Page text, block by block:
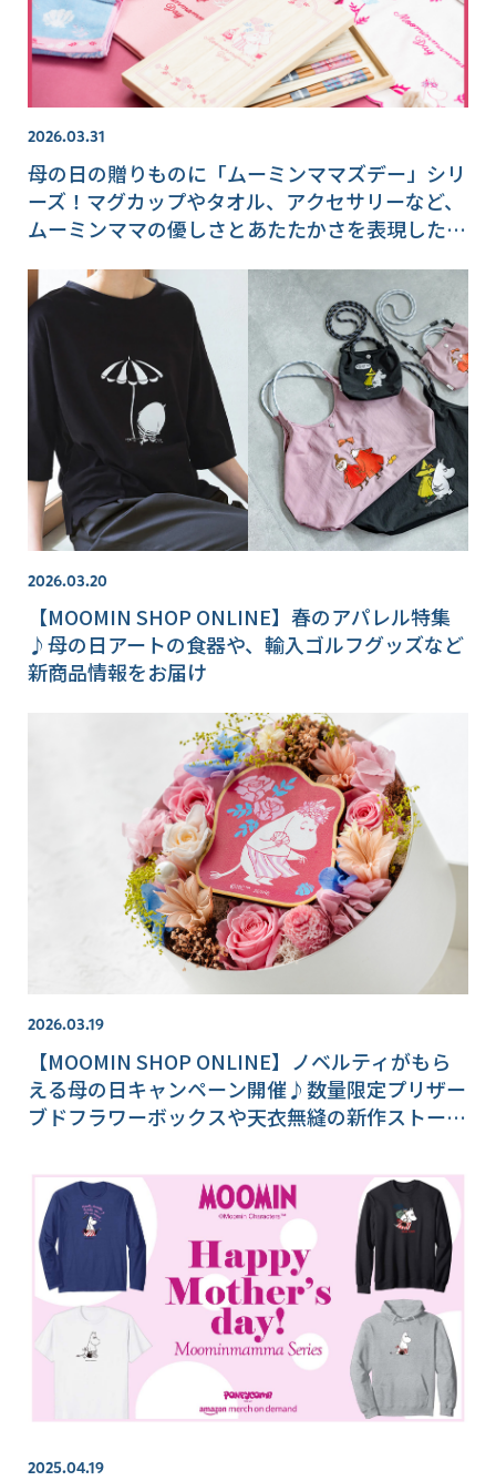
2026.03.31
母の日の贈りものに「ムーミンママズデー」シリ
ーズ！マグカップやタオル、アクセサリーなど、
ムーミンママの優しさとあたたかさを表現した多
2026.03.20
【MOOMIN SHOP ONLINE】春のアパレル特集
♪母の日アートの食器や、輸入ゴルフグッズなど
新商品情報をお届け
2026.03.19
【MOOMIN SHOP ONLINE】ノベルティがもら
える母の日キャンペーン開催♪数量限定プリザー
ブドフラワーボックスや天衣無縫の新作ストール
2025.04.19